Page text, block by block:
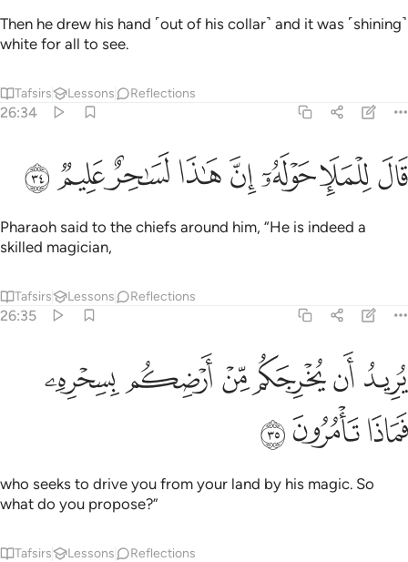
Then he drew his hand ˹out of his collar˺ and it was ˹shining˺
white for all to see.
Tafsirs Lessons Reflections
26:34
قال للملا حوله ان هاذا لساحر عليم ٣٤
قَالَ لِلْمَلَإِ حَوْلَهُۥٓ إِنَّ هَـٰذَا لَسَـٰحِرٌ عَلِيمٌۭ ٣٤
ﲲﲳﲴﲵﲶﲷﲸﲹ
Pharaoh said to the chiefs around him, “He is indeed a
skilled magician,
Tafsirs Lessons Reflections
26:35
يريد ان يخرجكم من ارضكم بسحره فماذا تامرون ٣٥
يُرِيدُ أَن يُخْرِجَكُم مِّنْ أَرْضِكُم بِسِحْرِهِۦ فَمَاذَا تَأْمُرُونَ ٣٥
ﲺﲻﲼﲽﲾﲿ
ﳀﳁﳂ
who seeks to drive you from your land by his magic. So
what do you propose?”
Tafsirs Lessons Reflections